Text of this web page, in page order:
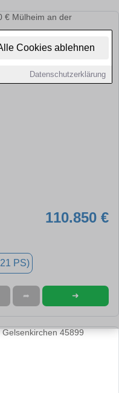
Cookies ablehnen
Datenschutzerklärung
110.850 €
PS)
➦ ➜